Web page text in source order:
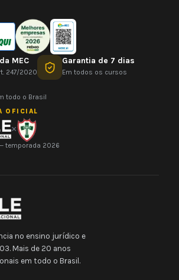
MEC
247/2020
Garantia de 7 dias
Em todos os cursos
todo o Brasil
OFICIAL
×
temporada 2026
no ensino jurídico e
Mais de 20 anos
em todo o Brasil.